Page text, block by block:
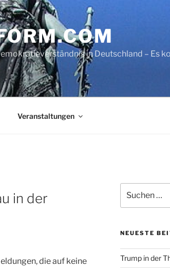
in Deutschland – Es
Veranstaltungen
in der
die auf keine
nach:
NEUESTE
Trump in der